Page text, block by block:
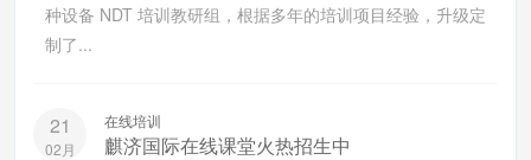
种设备 NDT 培训教研组，根据多年的培训项目经验，升级定
制了...
21
02月
在线培训
麒济国际在线课堂火热招生中